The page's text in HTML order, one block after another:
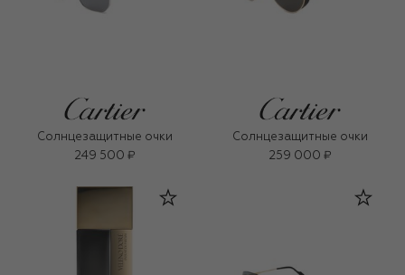
Солнцезащитные очки
249 500 ₽
Солнцезащитные очки
259 000 ₽